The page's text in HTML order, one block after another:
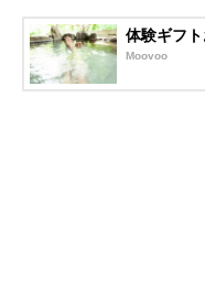
体験ギフ
Moovoo